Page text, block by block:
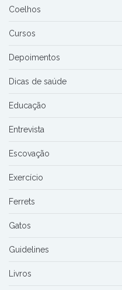
Coelhos
Cursos
Depoimentos
Dicas de saúde
Educação
Entrevista
Escovação
Exercício
Ferrets
Gatos
Guidelines
Livros